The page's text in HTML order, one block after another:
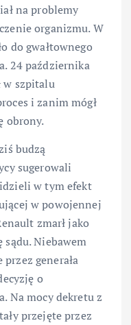
na problemy
organizmu. W
do gwałtownego
24 października
w szpitalu
i zanim mógł
obrony.
budzą
sugerowali
w tym efekt
w powojennej
zmarł jako
sądu. Niebawem
generała
o
Na mocy dekretu z
przejęte przez